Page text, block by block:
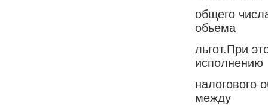
общего
обьема
льгот.При
исполнению
налогового
между